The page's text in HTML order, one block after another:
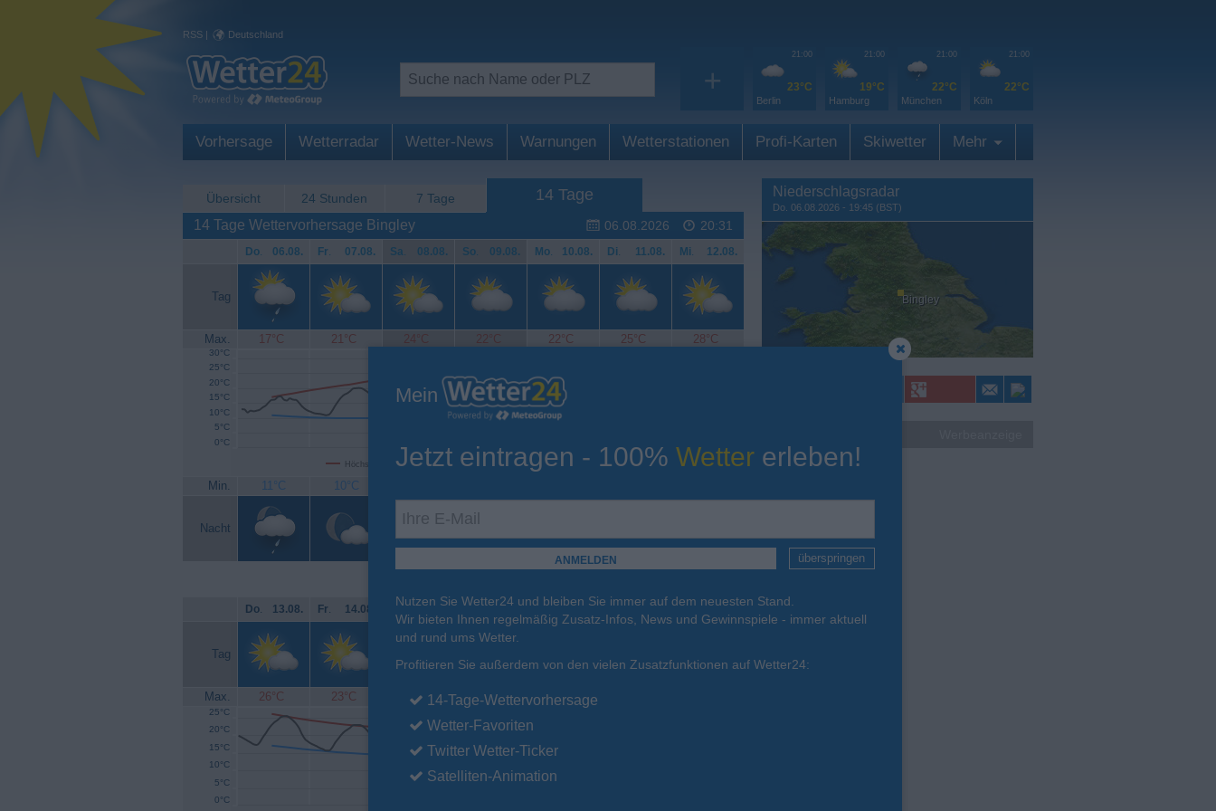
RSS | Deutschland
+
21:00
23°C
Berlin
21:00
19°C
Hamburg
21:00
22°C
München
21:00
22°C
Köln
Vorhersage Wetterradar Wetter-News Warnungen Wetterstationen Profi-Karten Skiwetter Mehr
Übersicht 24 Stunden 7 Tage 14 Tage
06.08.2026 20:31
14 Tage Wettervorhersage Bingley
Do. 06.08. Fr. 07.08. Sa. 08.08. So. 09.08. Mo. 10.08. Di. 11.08. Mi. 12.08.
Tag
Max. 17°C 21°C 24°C 22°C 22°C 25°C 28°C
Höchsttemperatur Tiefsttemperatur Aktuelle Temperatur
0°C
5°C
10°C
15°C
20°C
25°C
30°C
Min. 11°C 10°C
Nacht
Do. 13.08. Fr. 14.08. Sa. 15.08. So. 16.08. Mo . 17.08. Di. 18.08. Mi. 19.08.
Tag
Max. 26°C 23°C 22°C 22°C 22°C
0°C
5°C
10°C
15°C
20°C
25°C
Niederschlagsradar
Do. 06.08.2026 - 19:45 (BST)
Bingley
Mein
Jetzt eintragen - 100% Wetter erleben!
überspringen
Nutzen Sie Wetter24 und bleiben Sie immer auf dem neuesten Stand.
Wir bieten Ihnen regelmäßig Zusatz-Infos, News und Gewinnspiele - immer aktuell
und rund ums Wetter.
Profitieren Sie außerdem von den vielen Zusatzfunktionen auf Wetter24:
14-Tage-Wettervorhersage
Wetter-Favoriten
Twitter Wetter-Ticker
Satelliten-Animation